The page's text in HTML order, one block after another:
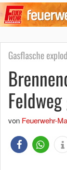
Gasflasche
von Feuerwehr-